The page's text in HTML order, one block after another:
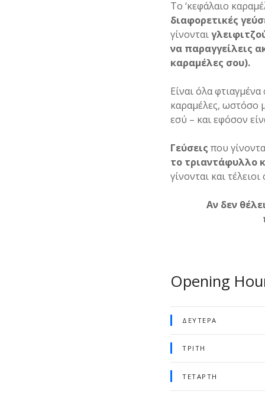
Το ‘κεφάλαιο
διαφορετικές
γίνονται
να παραγγείλεις
καραμέλες σου).
Είναι όλα
καραμέλες, ωστόσο
εσύ – και εφόσον
Γεύσεις που
το τριαντάφυλλο
γίνονται και
Αν δεν
Opening
ΔΕΥΤΈΡΑ
ΤΡΊΤΗ
ΤΕΤΆΡΤΗ